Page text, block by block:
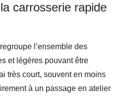
carrosserie rapide
regroupe l’ensemble des
et légères pouvant être
très court, souvent en moins
à un passage en atelier